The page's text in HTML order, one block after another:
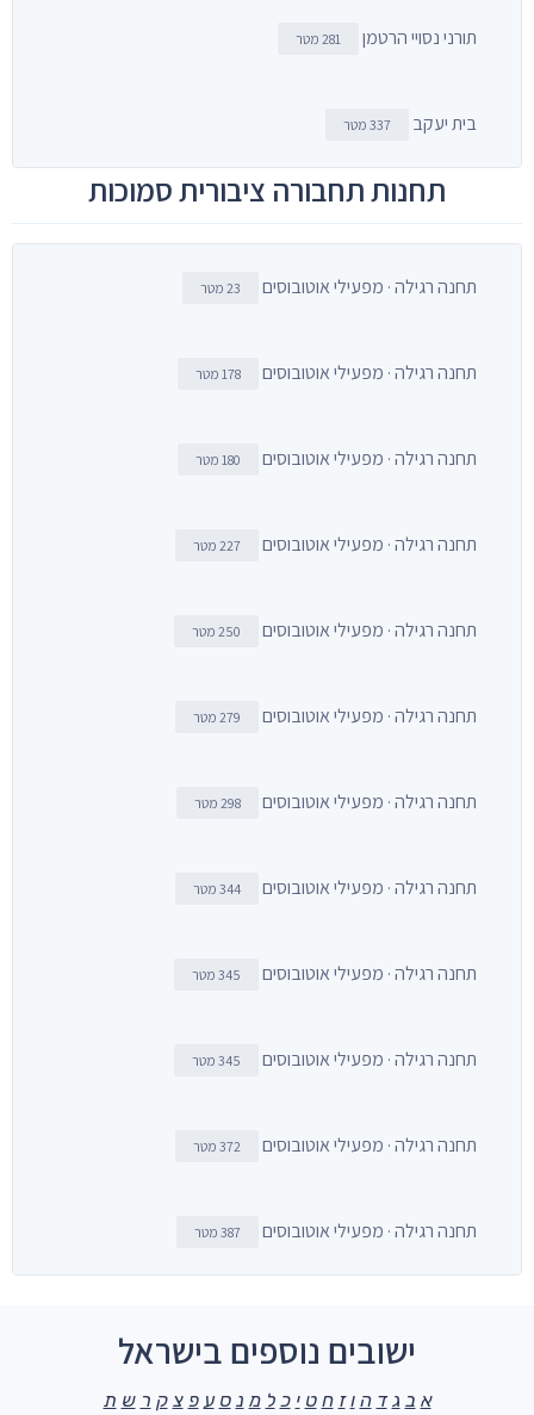
תורני נסויי הרטמן 281 מטר
בית יעקב 337 מטר
תחנות תחבורה ציבורית סמוכות
תחנה רגילה · מפעילי אוטובוסים 23 מטר
תחנה רגילה · מפעילי אוטובוסים 178 מטר
תחנה רגילה · מפעילי אוטובוסים 180 מטר
תחנה רגילה · מפעילי אוטובוסים 227 מטר
תחנה רגילה · מפעילי אוטובוסים 250 מטר
תחנה רגילה · מפעילי אוטובוסים 279 מטר
תחנה רגילה · מפעילי אוטובוסים 298 מטר
תחנה רגילה · מפעילי אוטובוסים 344 מטר
תחנה רגילה · מפעילי אוטובוסים 345 מטר
תחנה רגילה · מפעילי אוטובוסים 345 מטר
תחנה רגילה · מפעילי אוטובוסים 372 מטר
תחנה רגילה · מפעילי אוטובוסים 387 מטר
ישובים נוספים בישראל
א ב ג ד ה ו ז ח ט י כ ל מ נ ס ע פ צ ק ר ש ת